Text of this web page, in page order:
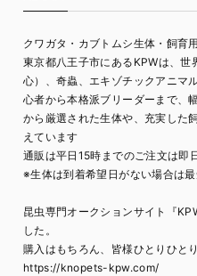
クワガタ・カブトムシ生体・飼育
東京都八王子市にあるKPWは、世
心）、奇蟲、エキゾチックアニマ
心者から本格派ブリーダーまで、
から厳選された生体や、充実した
えています
通販は平日15時までのご注文は即
※生体は到着希望日がない場合は最
昆虫専門オークションサイト『
した。
購入はもちろん、皆様ひとりひと
https://knopets-kpw.com/